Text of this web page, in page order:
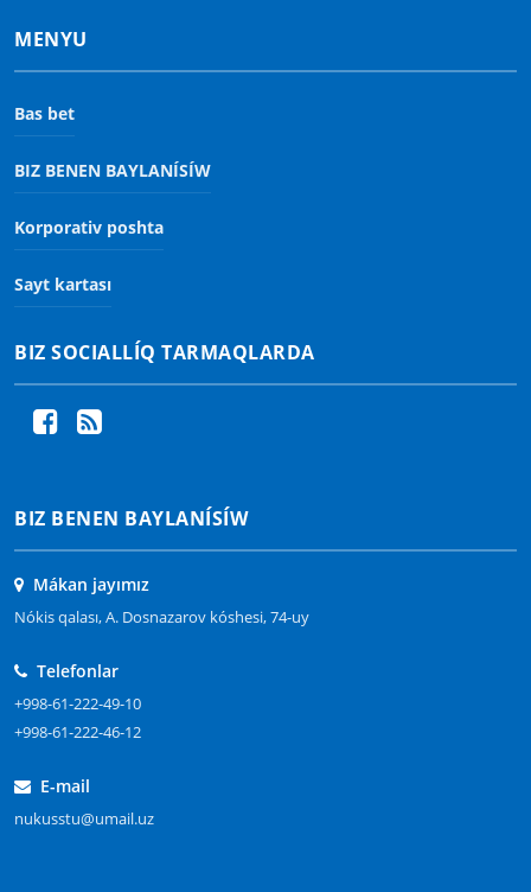
MENYU
Bas bet
BIZ BENEN BAYLANÍSÍW
Korporativ poshta
Sayt kartası
BIZ SOCIALLÍQ TARMAQLARDA
BIZ BENEN BAYLANÍSÍW
Mákan jayımız
Nókis qalası, A. Dosnazarov kóshesi, 74-uy
Telefonlar
+998-61-222-49-10
+998-61-222-46-12
E-mail
nukusstu@umail.uz